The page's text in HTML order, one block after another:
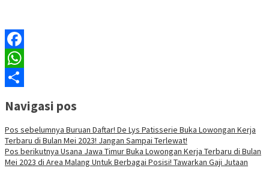
Facebook
WhatsApp
Navigasi pos
Pos sebelumnya Buruan Daftar! De Lys Patisserie Buka Lowongan Kerja
Terbaru di Bulan Mei 2023! Jangan Sampai Terlewat!
Pos berikutnya Usana Jawa Timur Buka Lowongan Kerja Terbaru di Bulan
Mei 2023 di Area Malang Untuk Berbagai Posisi! Tawarkan Gaji Jutaan